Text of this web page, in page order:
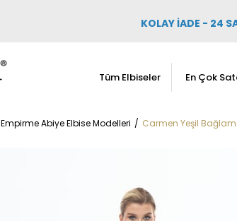
KOLAY İADE - 24
Tüm Elbiseler En Çok
Empirme Abiye Elbise Modelleri Carmen Yeşil